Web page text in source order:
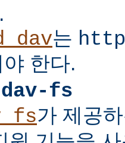
는 http
한다.
fs
가 제공